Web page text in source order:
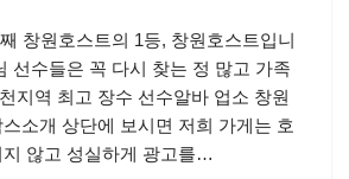
창원호스트의 1등, 창원호스트입니
선수들은 꼭 다시 찾는 정 많고 가족
지역 최고 장수 선수알바 업소 창원
소개 상단에 보시면 저희 가게는 호
지 않고 성실하게 광고를…